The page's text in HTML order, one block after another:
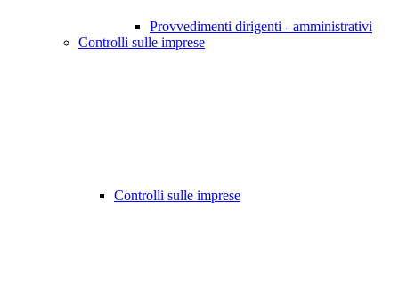
Provvedimenti dirigenti - amministrativi
Controlli sulle imprese
Controlli sulle imprese